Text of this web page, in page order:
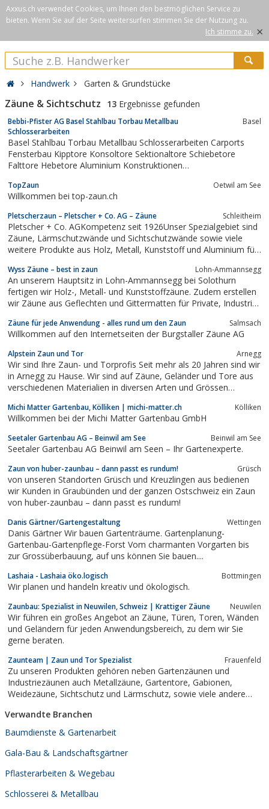
Axxus.ch verwendet Cookies, um Ihnen den bestmöglichen Service zu
bieten. Wenn Sie auf der Seite weitersurfen stimmen Sie der Nutzung zu.
Ich stimme zu. ×
Handwerk Garten & Grundstücke
Zäune & Sichtschutz 13 Ergebnisse gefunden
Bebbi-Pfister AG Basel Stahlbau Torbau Metallbau
Schlosserarbeiten
Basel
Basel Stahlbau Torbau Metallbau Schlosserarbeiten Carports
Fensterbau Kipptore Konsoltore Sektionaltore Schiebetore
Falttore Hebetore Aluminium Konstruktionen
TopZaun Oetwil am See
Willkommen bei top-zaun.ch
Pletscherzaun – Pletscher + Co. AG – Zäune Schleitheim
Pletscher + Co. AGKompetenz seit 1926Unser Spezialgebiet sind
Zäune, Lärmschutzwände und Sichtschutzwände sowie viele
weitere Produkte aus Holz, Metall, Kunststoff und Aluminium für
Wir sind ein typischer KMU/Familienbetrieb mit ca. 40
qualifizierten...
Wyss Zäune – best in zaun Lohn-Ammannsegg
An unserem Hauptsitz in Lohn-Ammannsegg bei Solothurn
fertigen wir Holz-, Metall- und Kunststoffzäune. Zudem erstellen
wir Zäune aus Geflechten und Gittermatten für Private, Industrie,
Zäune für jede Anwendung - alles rund um den Zaun Salmsach
Willkommen auf den Internetseiten der Burgstaller Zäune AG
Alpstein Zaun und Tor Arnegg
Wir sind Ihre Zaun- und Torprofis Seit mehr als 20 Jahren sind wir
in Arnegg zu Hause. Wir sind auf Zäune, Geländer und Tore aus
verschiedenen Materialien in diversen Arten und Grössen
und die Produktion bis hin zur Montage und Wartung bieten wir
Ihnen alles aus […]
Michi Matter Gartenbau, Kölliken | michi-matter.ch Kölliken
Willkommen bei der Michi Matter Gartenbau GmbH
Seetaler Gartenbau AG – Beinwil am See Beinwil am See
Seetaler Gartenbau AG Beinwil am Seen – Ihr Gartenexperte.
Zaun von huber-zaunbau – dann passt es rundum! Grüsch
von unseren Standorten Grüsch und Kreuzlingen aus bedienen
wir Kunden in Graubünden und der ganzen Ostschweiz ein Zaun
von huber-zaunbau – dann passt es rundum!
Danis Gärtner/Gartengestaltung Wettingen
Danis Gärtner Wir bauen Gartenträume. Gartenplanung-
Gartenbau-Gartenpflege-Forst Vom charmanten Vorgarten bis
zur Grossüberbauung, auf uns können Sie bauen....
Lashaia - Lashaia öko.logisch Bottmingen
Wir planen und handeln kreativ und ökologisch.
Zaunbau: Spezialist in Neuwilen, Schweiz | Krattiger Zäune Neuwilen
Wir führen ein großes Angebot an Zäune, Türen, Toren, Wänden
und Geländern für jeden Anwendungsbereich, zu dem wir Sie
gerne beraten.
Zaunteam | Zaun und Tor Spezialist Frauenfeld
Zu unseren Produkten gehören neben Gartenzäunen und
Industriezäunen auch Metallzäune, Gartentore, Gabionen,
Weidezäune, Sichtschutz und Lärmschutz, sowie viele andere
Verwandte Branchen
Baumdienste & Gartenarbeit
Gala-Bau & Landschaftsgärtner
Pflasterarbeiten & Wegebau
Schlosserei & Metallbau